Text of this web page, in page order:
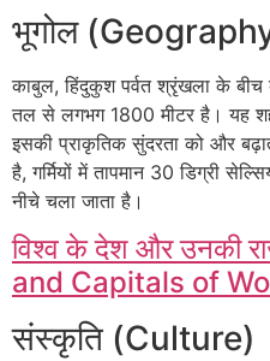
भूगोल
काबुल, हिंदुकुश पर्वत श्रृंखला के
तल से लगभग 1800 मीटर है। यह
इसकी प्राकृतिक सुंदरता को और
है, गर्मियों में तापमान 30 डिग्री
नीचे चला जाता है।
विश्व के देश और उनकी
and Capitals of
संस्कृति (Culture)